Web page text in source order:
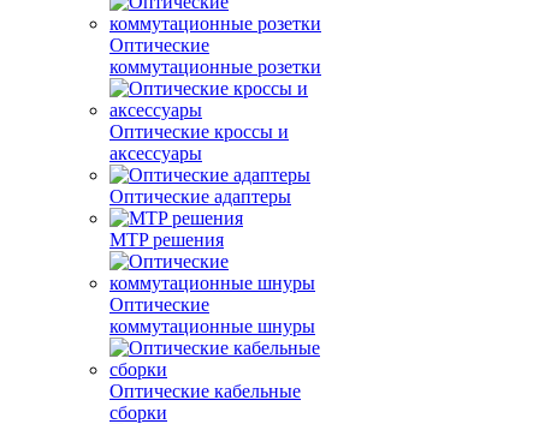
Оптические
коммутационные розетки
Оптические кроссы и
аксессуары
Оптические адаптеры
MTP решения
Оптические
коммутационные шнуры
Оптические кабельные
сборки